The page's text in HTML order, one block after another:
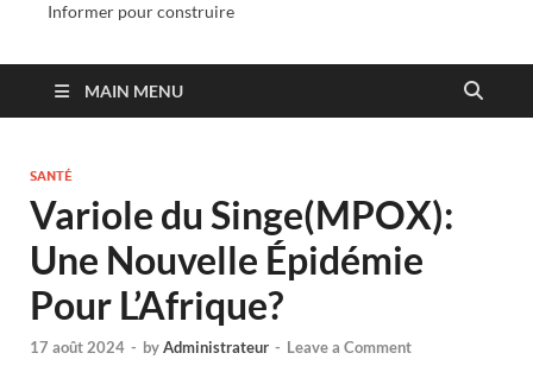
Informer pour construire
MAIN MENU
SANTÉ
Variole du Singe(MPOX):
Une Nouvelle Épidémie
Pour L’Afrique?
17 août 2024 - byAdministrateur - Leave a Comment